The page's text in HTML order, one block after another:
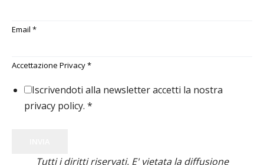
Email *
Accettazione Privacy*
Iscrivendoti alla newsletter accetti la nostra
privacy policy. *
Tutti i diritti riservati. E' vietata la diffusione